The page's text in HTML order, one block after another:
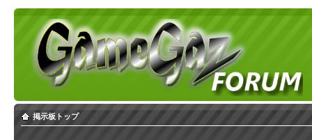
掲示板トップ